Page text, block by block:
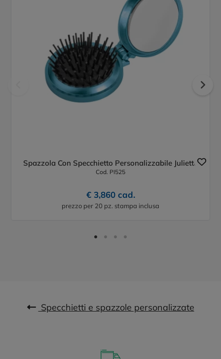
Spazzola Con Specchietto Personalizzabile Juliette
Cod. PI525
€ 3,860 cad.
prezzo per 20 pz. stampa inclusa
Specchietti e spazzole personalizzate